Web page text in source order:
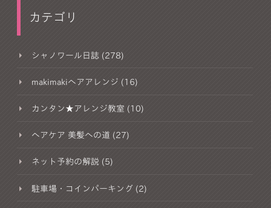
カテゴリ
シャノワール日誌 (278)
makimakiヘアアレンジ (16)
カンタン★アレンジ教室 (10)
ヘアケア 美髪への道 (27)
ネット予約の解説 (5)
駐車場・コインパーキング (2)